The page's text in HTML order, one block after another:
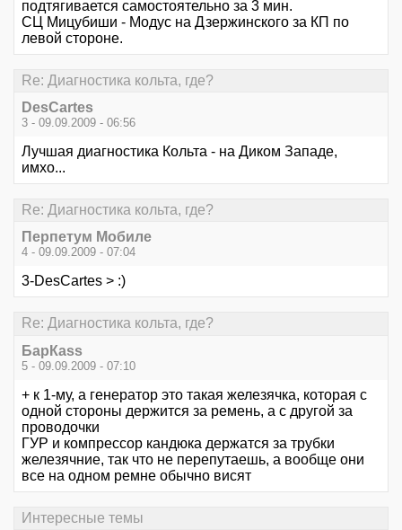
подтягивается самостоятельно за 3 мин.
СЦ Мицубиши - Модус на Дзержинского за КП по
левой стороне.
Re: Диагностика кольта, где?
DesCartes
3 - 09.09.2009 - 06:56
Лучшая диагностика Кольта - на Диком Западе,
имхо...
Re: Диагностика кольта, где?
Перпетум Мобиле
4 - 09.09.2009 - 07:04
3-DesCartes > :)
Re: Диагностика кольта, где?
БарКаss
5 - 09.09.2009 - 07:10
+ к 1-му, а генератор это такая железячка, которая с
одной стороны держится за ремень, а с другой за
проводочки
ГУР и компрессор кандюка держатся за трубки
железячние, так что не перепутаешь, а вообще они
все на одном ремне обычно висят
Интересные темы